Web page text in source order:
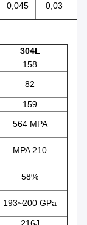
0,045 0,03
304L
158
82
159
564 MPA
MPA 210
58%
193~200 GPa